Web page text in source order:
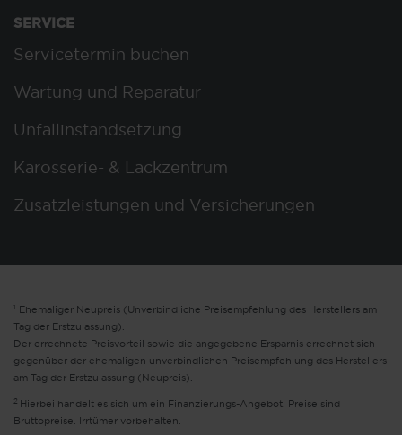
SERVICE
Servicetermin buchen
Wartung und Reparatur
Unfallinstandsetzung
Karosserie- & Lackzentrum
Zusatzleistungen und Versicherungen
1 Ehemaliger Neupreis (Unverbindliche Preisempfehlung des Herstellers am
Tag der Erstzulassung).
Der errechnete Preisvorteil sowie die angegebene Ersparnis errechnet sich
gegenüber der ehemaligen unverbindlichen Preisempfehlung des Herstellers
am Tag der Erstzulassung (Neupreis).
2 Hierbei handelt es sich um ein Finanzierungs-Angebot. Preise sind
Bruttopreise. Irrtümer vorbehalten.